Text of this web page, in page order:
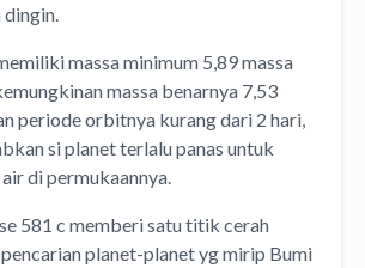
dingin.
massa minimum 5,89 massa
massa benarnya 7,53
periode orbitnya kurang dari 2 hari,
si planet terlalu panas untuk
di permukaannya.
581 c memberi satu titik cerah
planet-planet yg mirip Bumi